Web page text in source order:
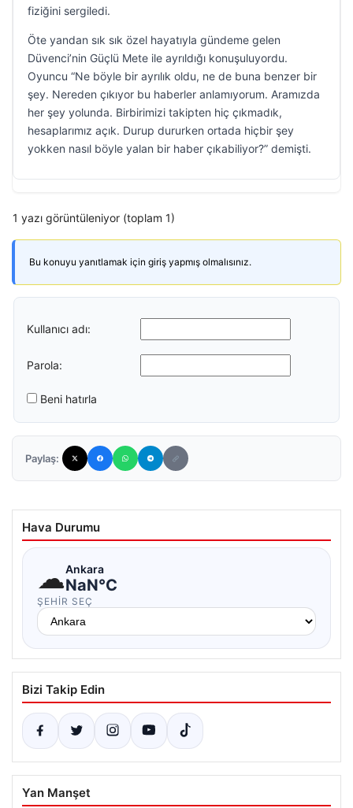
fiziğini sergiledi.
Öte yandan sık sık özel hayatıyla gündeme gelen
Düvenci’nin Güçlü Mete ile ayrıldığı konuşuluyordu.
Oyuncu “Ne böyle bir ayrılık oldu, ne de buna benzer bir
şey. Nereden çıkıyor bu haberler anlamıyorum. Aramızda
her şey yolunda. Birbirimizi takipten hiç çıkmadık,
hesaplarımız açık. Durup dururken ortada hiçbir şey
yokken nasıl böyle yalan bir haber çıkabiliyor?” demişti.
1 yazı görüntüleniyor (toplam 1)
Bu konuyu yanıtlamak için giriş yapmış olmalısınız.
Kullanıcı adı:
Parola:
Beni hatırla
Paylaş:
Hava Durumu
☁Ankara
NaN°C
ŞEHIR SEÇ
Bizi Takip Edin
Yan Manşet